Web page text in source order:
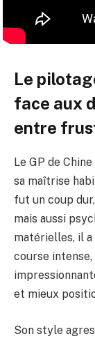
Le
face aux
entre
Le GP de
sa maîtrise
fut un coup
mais aussi
matérielles, il
course
et mieux
Son style